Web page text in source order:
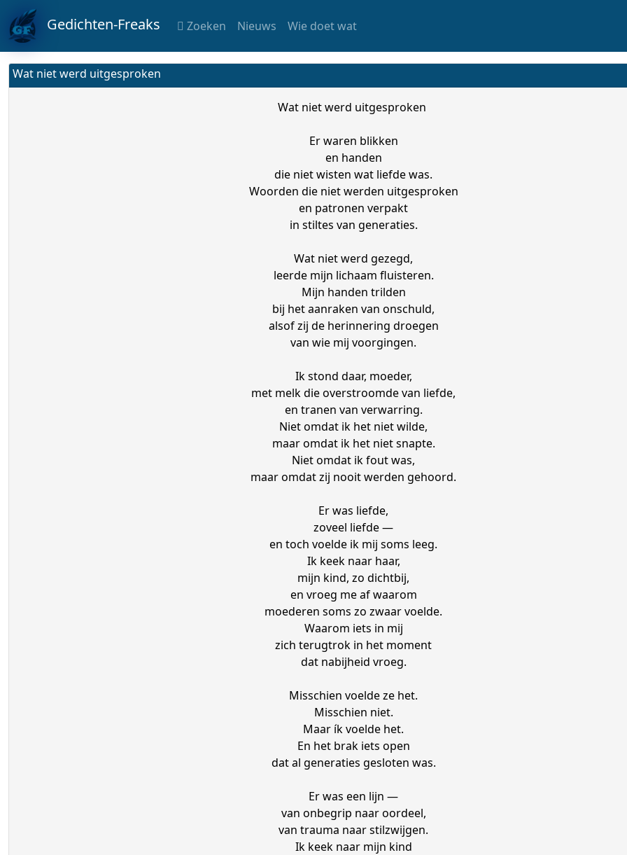
Gedichten-Freaks Zoeken Nieuws Wie doet wat
Wat niet werd uitgesproken
Wat niet werd uitgesproken
Er waren blikken
en handen
die niet wisten wat liefde was.
Woorden die niet werden uitgesproken
en patronen verpakt
in stiltes van generaties.
Wat niet werd gezegd,
leerde mijn lichaam fluisteren.
Mijn handen trilden
bij het aanraken van onschuld,
alsof zij de herinnering droegen
van wie mij voorgingen.
Ik stond daar, moeder,
met melk die overstroomde van liefde,
en tranen van verwarring.
Niet omdat ik het niet wilde,
maar omdat ik het niet snapte.
Niet omdat ik fout was,
maar omdat zij nooit werden gehoord.
Er was liefde,
zoveel liefde —
en toch voelde ik mij soms leeg.
Ik keek naar haar,
mijn kind, zo dichtbij,
en vroeg me af waarom
moederen soms zo zwaar voelde.
Waarom iets in mij
zich terugtrok in het moment
dat nabijheid vroeg.
Misschien voelde ze het.
Misschien niet.
Maar ík voelde het.
En het brak iets open
dat al generaties gesloten was.
Er was een lijn —
van onbegrip naar oordeel,
van trauma naar stilzwijgen.
Ik keek naar mijn kind